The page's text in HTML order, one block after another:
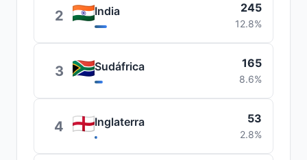
2 India 245
12.8%
3 Sudáfrica 165
8.6%
4 Inglaterra 53
2.8%